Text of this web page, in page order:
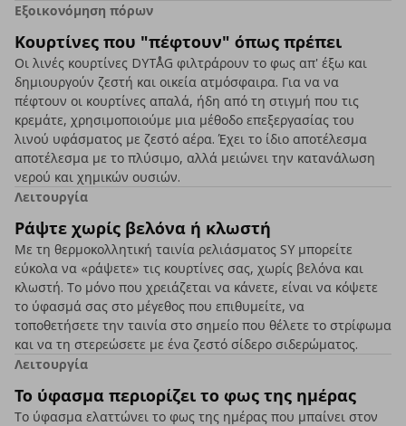
Εξοικονόμηση πόρων
Κουρτίνες που "πέφτουν" όπως πρέπει
Οι λινές κουρτίνες DYTÅG φιλτράρουν το φως απ' έξω και
δημιουργούν ζεστή και οικεία ατμόσφαιρα. Για να να
πέφτουν οι κουρτίνες απαλά, ήδη από τη στιγμή που τις
κρεμάτε, χρησιμοποιούμε μια μέθοδο επεξεργασίας του
λινού υφάσματος με ζεστό αέρα. Έχει το ίδιο αποτέλεσμα
αποτέλεσμα με το πλύσιμο, αλλά μειώνει την κατανάλωση
νερού και χημικών ουσιών.
Λειτουργία
Ράψτε χωρίς βελόνα ή κλωστή
Με τη θερμοκολλητική ταινία ρελιάσματος SY μπορείτε
εύκολα να «ράψετε» τις κουρτίνες σας, χωρίς βελόνα και
κλωστή. Το μόνο που χρειάζεται να κάνετε, είναι να κόψετε
το ύφασμά σας στο μέγεθος που επιθυμείτε, να
τοποθετήσετε την ταινία στο σημείο που θέλετε το στρίφωμα
και να τη στερεώσετε με ένα ζεστό σίδερο σιδερώματος.
Λειτουργία
Το ύφασμα περιορίζει το φως της ημέρας
Το ύφασμα ελαττώνει το φως της ημέρας που μπαίνει στον